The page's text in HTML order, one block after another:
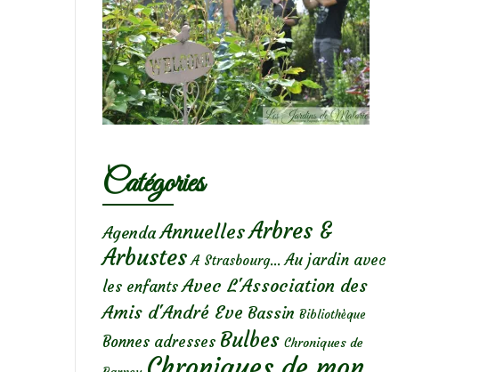
Catégories
Agenda AnnuellesArbres &
Arbustes A Strasbourg... Au jardin avec
les enfants Avec L'Association des
Amis d'André Eve Bassin Bibliothèque
Bonnes adresses Bulbes Chroniques de